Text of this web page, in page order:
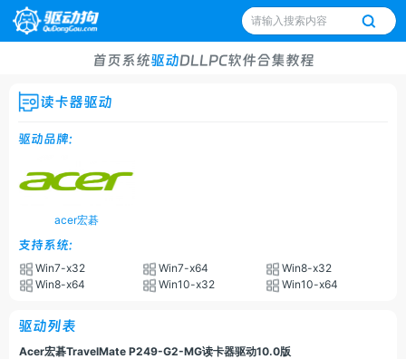
首页系统驱动DLLPC软件合集教程
读卡器驱动
驱动品牌:
acer宏碁
支持系统:
Win7-x32 Win7-x64
Win8-x32
Win8-x64
Win10-x32 Win10-x64
驱动列表
Acer宏碁TravelMate P249-G2-MG读卡器驱动10.0版